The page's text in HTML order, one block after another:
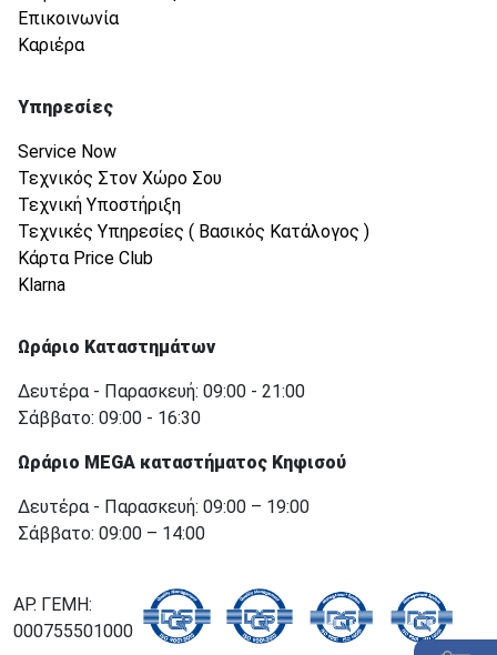
Επικοινωνία
Καριέρα
Υπηρεσίες
Service Now
Τεχνικός Στον Χώρο Σου
Τεχνική Υποστήριξη
Τεχνικές Υπηρεσίες ( Βασικός Κατάλογος )
Κάρτα Price Club
Klarna
Ωράριο Καταστημάτων
Δευτέρα - Παρασκευή: 09:00 - 21:00
Σάββατο: 09:00 - 16:30
Ωράριο MEGA καταστήματος Κηφισού
Δευτέρα - Παρασκευή: 09:00 – 19:00
Σάββατο: 09:00 – 14:00
ΑΡ. ΓΕΜΗ:
000755501000